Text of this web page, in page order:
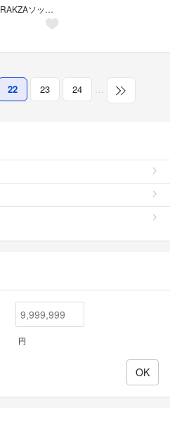
YASAKA RAKZAソックス(25-27cm) 2足セット
22 23 24 …
円